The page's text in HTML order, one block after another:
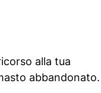
alla tua
abbandonato.